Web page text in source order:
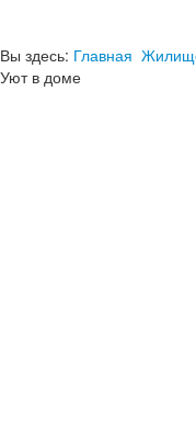
Вы здесь: Главная
Уют в доме